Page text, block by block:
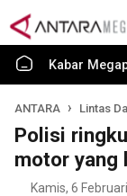
Kabar
ANTARA Lintas
Polisi
motor yang
Kamis, 6